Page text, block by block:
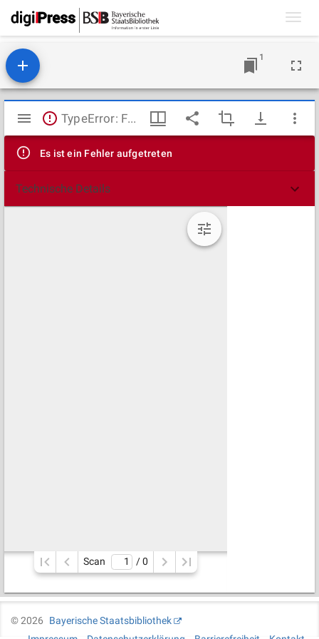
1
Mirador
Viewer
TypeError: Failed to fetch
Es ist ein Fehler aufgetreten
Technische Details
Scan / 0
©2026
Bayerische Staatsbibliothek